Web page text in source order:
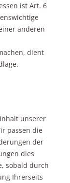
ist Art. 6
anderen
dient
unserer
passen die
der
dies
sobald durch
Ihrerseits